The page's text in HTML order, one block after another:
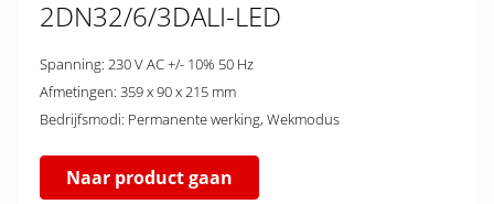
2DN32/6/3DALI-LED
Spanning: 230 V AC +/- 10% 50 Hz
Afmetingen: 359 x 90 x 215 mm
Bedrijfsmodi: Permanente werking, Wekmodus
Naar product gaan